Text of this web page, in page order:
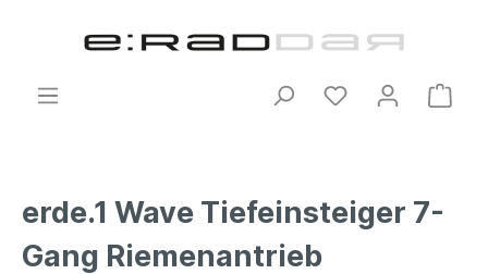
erde.1 Wave Tiefeinsteiger 7-
Gang Riemenantrieb